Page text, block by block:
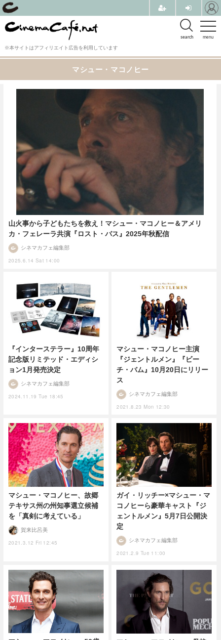
menu
search
※本サイトはアフィリエイト広告を利用しています
マシュー・マコノヒー
山火事から子どもたちを救え！マシュー・マコノヒー＆アメリ
カ・フェレーラ共演『ロスト・バス』2025年秋配信
2025.6.14 Sat 14:00
シネマカフェ編集部
『インターステラー』10周年
記念版リミテッド・エディシ
ョン1月発売決定
2024.11.19 Tue 18:45
シネマカフェ編集部
マシュー・マコノヒー主演
『ジェントルメン』『ビー
チ・バム』10月20日にリリー
ス
2021.8.23 Mon 12:30
シネマカフェ編集部
マシュー・マコノヒー、故郷
テキサス州の州知事選立候補
を「真剣に考えている」
2021.3.12 Fri 12:45
賀来比呂美
ガイ・リッチー×マシュー・マ
コノヒーら豪華キャスト『ジ
ェントルメン』5月7日公開決
定
2021.2.9 Tue 11:00
シネマカフェ編集部